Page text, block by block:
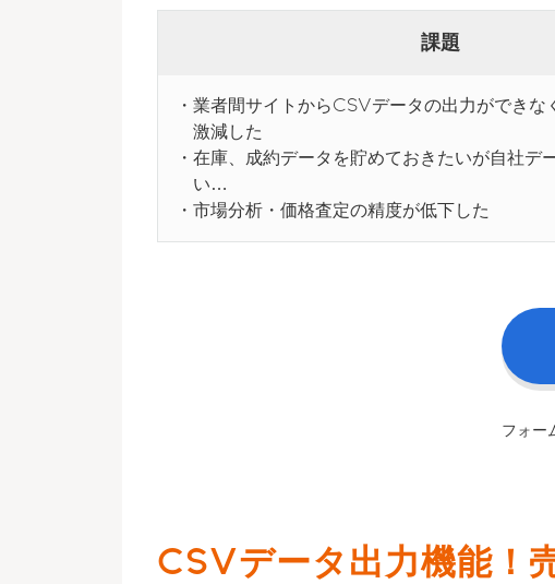
課題
業者間サイトからCSVデータの出力ができな
激減した
在庫、成約データを貯めておきたいが自社デ
い…
市場分析・価格査定の精度が低下した
フォー
CSVデータ出力機能！